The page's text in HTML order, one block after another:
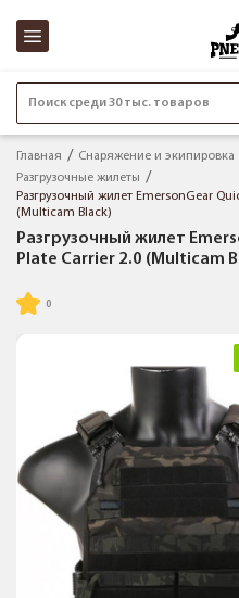
Поиск среди 30 тыс. товаров
Главная Снаряжение и экипировка
Разгрузочные жилеты
Разгрузочный жилет EmersonGear
(Multicam Black)
Разгрузочный жилет
Plate Carrier 2.0 (Multicam